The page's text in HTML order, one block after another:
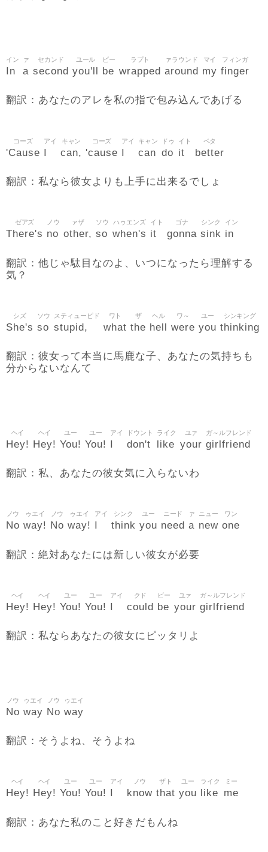
In
イン
a
ァ
second
セカンド
you'll
ユール
be
ビー
wrapped
ラプト
around
ァラウンド
my
マイ
finger
フィンガ
翻訳：あなたのアレを私の指で包み込んであげる
'Cause
コーズ
I
アイ
can,
キャン
'cause
コーズ
I
アイ
can
キャン
do
ドゥ
it
イト
better
ベタ
翻訳：私なら彼女よりも上手に出来るでしょ
There's
ゼアズ
no
ノウ
other,
ァザ
so
ソウ
when's
ハゥエンズ
it
イト
gonna
ゴナ
sink
シンク
in
イン
翻訳：他じゃ駄目なのよ、いつになったら理解する
気？
She's
シズ
so
ソウ
stupid,
スティューピド
what
ワト
the
ザ
hell
ヘル
were
ワ～
you
ユー
thinking
シンキング
翻訳：彼女って本当に馬鹿な子、あなたの気持ちも
分からないなんて
Hey!
ヘイ
Hey!
ヘイ
You!
ユー
You!
ユー
I
アイ
don't
ドウント
like
ライク
your
ユァ
girlfriend
ガ～ルフレンド
翻訳：私、あなたの彼女気に入らないわ
No
ノウ
way!
ゥエイ
No
ノウ
way!
ゥエイ アイ
think
シンク
you
ユー
need
ニード
a
ァ
new
ニュー
one
ワン
翻訳：絶対あなたには新しい彼女が必要
Hey!
ヘイ
Hey!
ヘイ
You!
ユー
You!
ユー
I
アイ
could
クド
be
ビー
your
ユァ
girlfriend
ガ～ルフレンド
翻訳：私ならあなたの彼女にピッタリよ
No
ノウ
way
ゥエイ
No
ノウ
way
ゥエイ
翻訳：そうよね、そうよね
Hey!
ヘイ
Hey!
ヘイ
You!
ユー
You!
ユー アイ
know
ノウ
that
ザト
you
ユー
like
ライク
me
ミー
翻訳：あなた私のこと好きだもんね